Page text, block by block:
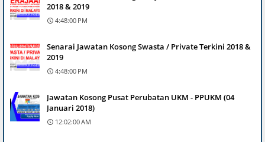
2018 & 2019
4:48:00 PM
Senarai Jawatan Kosong Swasta / Private Terkini 2018 &
2019
4:48:00 PM
Jawatan Kosong Pusat Perubatan UKM - PPUKM (04
Januari 2018)
12:02:00 AM